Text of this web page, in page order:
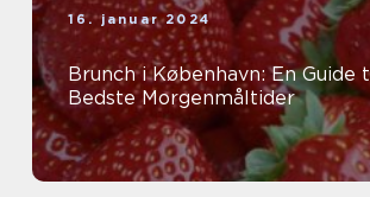
16. januar 2024
Brunch i København: En Guide
Bedste Morgenmåltider